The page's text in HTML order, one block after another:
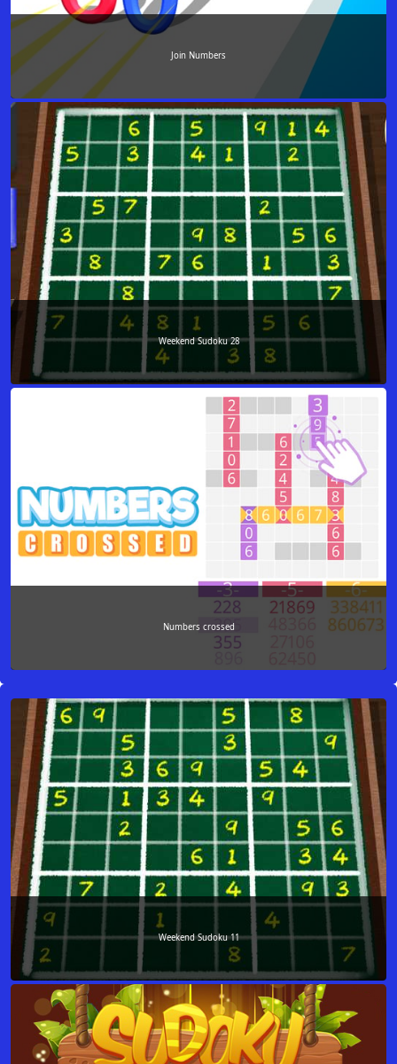
Join Numbers
Weekend Sudoku 28
Numbers crossed
Weekend Sudoku 11